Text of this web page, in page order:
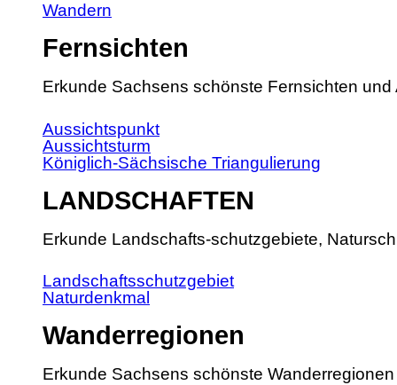
Wandern
Fernsichten
Erkunde Sachsens schönste Fernsichten und
Aussichtspunkt
Aussichtsturm
Königlich-Sächsische Triangulierung
LANDSCHAFTEN
Erkunde Landschafts-schutzgebiete,
Landschaftsschutzgebiet
Naturdenkmal
Wanderregionen
Erkunde Sachsens schönste Wanderregionen